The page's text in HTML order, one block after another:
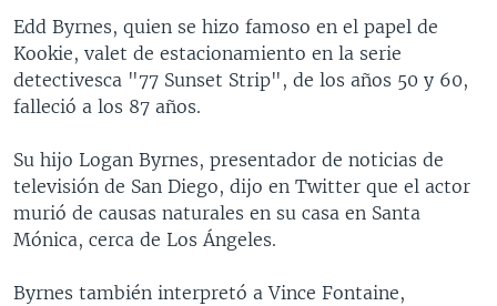
Edd Byrnes, quien se hizo famoso en el papel de
Kookie, valet de estacionamiento en la serie
detectivesca "77 Sunset Strip", de los años 50 y 60,
falleció a los 87 años.
Su hijo Logan Byrnes, presentador de noticias de
televisión de San Diego, dijo en Twitter que el actor
murió de causas naturales en su casa en Santa
Mónica, cerca de Los Ángeles.
Byrnes también interpretó a Vince Fontaine,